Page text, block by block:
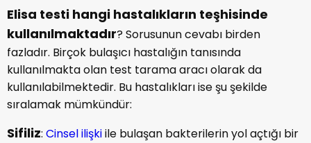
Elisa testi hangi hastalıkların teşhisinde
kullanılmaktadır? Sorusunun cevabı birden
fazladır. Birçok bulaşıcı hastalığın tanısında
kullanılmakta olan test tarama aracı olarak da
kullanılabilmektedir. Bu hastalıkları ise şu şekilde
sıralamak mümkündür:
Sifiliz: Cinsel ilişkiile bulaşan bakterilerin yol açtığı bir